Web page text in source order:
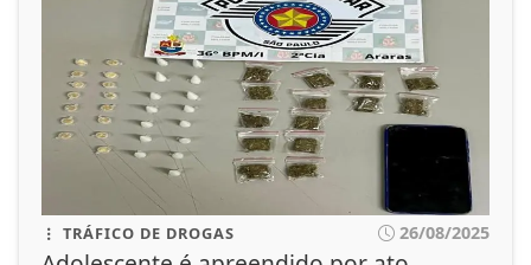
TRÁFICO DE DROGAS 26/08/2025